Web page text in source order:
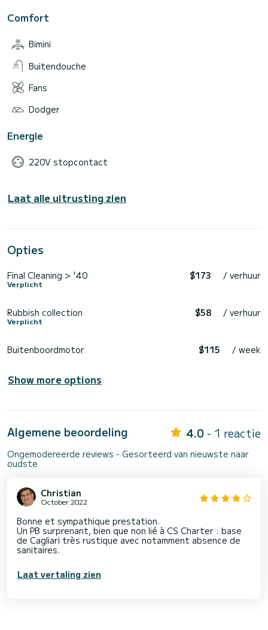
Comfort
Bimini
Buitendouche
Fans
Dodger
Energie
220V stopcontact
Laat alle uitrusting zien
Opties
Final Cleaning > '40
Verplicht
$173 / verhuur
Rubbish collection
Verplicht
$58 / verhuur
Buitenboordmotor $115 / week
Show more options
Algemene beoordeling 4.0 - 1 reactie
Ongemodereerde reviews - Gesorteerd van nieuwste naar
oudste
Christian
October 2022
Bonne et sympathique prestation.
Un PB surprenant, bien que non lié à CS Charter : base
de Cagliari très rustique avec notamment absence de
sanitaires.
Laat vertaling zien